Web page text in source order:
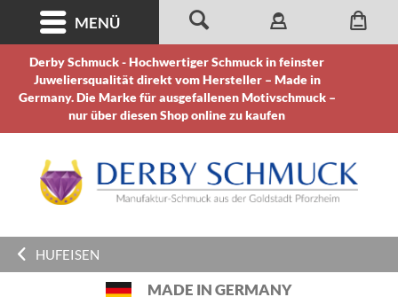
Derby Schmuck - Hochwertiger Schmuck in feinster
Juweliersqualität direkt vom Hersteller – Made in
Germany. Die Marke für ausgefallenen Motivschmuck –
nur über diesen Shop online zu kaufen
MENÜ
HUFEISEN
MADE IN GERMANY